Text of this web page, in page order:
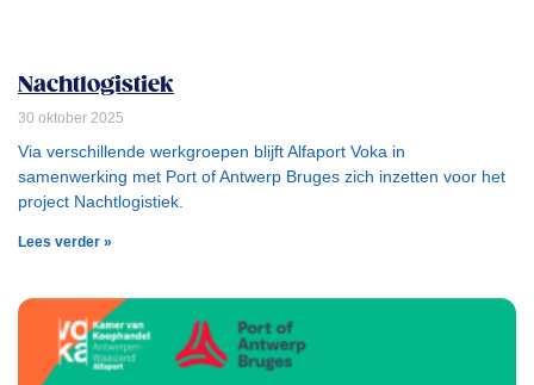
Nachtlogistiek
30 oktober 2025
Via verschillende werkgroepen blijft Alfaport Voka in
samenwerking met Port of Antwerp Bruges zich inzetten voor het
project Nachtlogistiek.
Lees verder »